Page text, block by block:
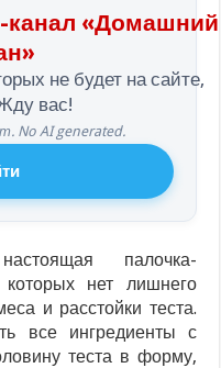
«Домашний
не будет на сайте,
вас!
No AI generated.
палочка-
нет лишнего
и расстойки теста.
все ингредиенты с
теста в форму,